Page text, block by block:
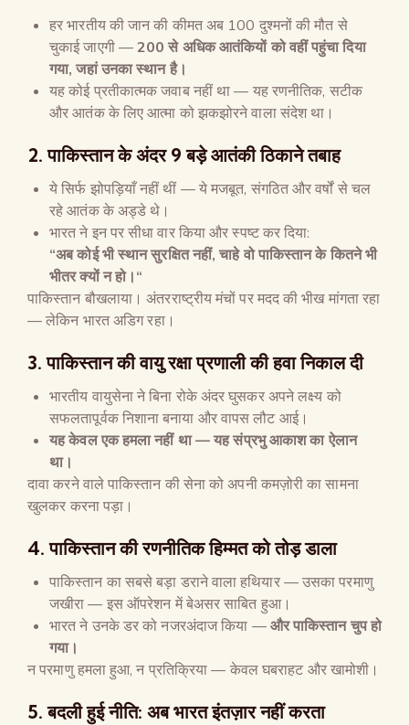
हर भारतीय की जान की कीमत अब 100 दुश्मनों की मौत से
चुकाई जाएगी —200से अधिक आतंकियों को वहीं पहुंचा दिया
गया,जहां उनका स्थान है।
यह कोई प्रतीकात्मक जवाब नहीं था — यह रणनीतिक, सटीक
और आतंक के लिए आत्मा को झकझोरने वाला संदेश था।
2.पाकिस्तान के अंदर 9बड़े आतंकी ठिकाने तबाह
ये सिर्फ झोपड़ियाँ नहीं थीं — ये मजबूत, संगठित और वर्षों से चल
रहे आतंक के अड्डे थे।
भारत ने इन पर सीधा वार किया और स्पष्ट कर दिया:
“अब कोई भी स्थान सुरक्षित नहीं,चाहे वो पाकिस्तान के कितने भी
भीतर क्यों न हो।“
पाकिस्तान बौखलाया। अंतरराष्ट्रीय मंचों पर मदद की भीख मांगता रहा
— लेकिन भारत अडिग रहा।
3.पाकिस्तान की वायु रक्षा प्रणाली की हवा निकाल दी
भारतीय वायुसेना ने बिना रोके अंदर घुसकर अपने लक्ष्य को
सफलतापूर्वक निशाना बनाया और वापस लौट आई।
यह केवल एक हमला नहीं था—यह संप्रभु आकाश का ऐलान
था।
दावा करने वाले पाकिस्तान की सेना को अपनी कमज़ोरी का सामना
खुलकर करना पड़ा।
4.पाकिस्तान की रणनीतिक हिम्मत को तोड़ डाला
पाकिस्तान का सबसे बड़ा डराने वाला हथियार — उसका परमाणु
जखीरा — इस ऑपरेशन में बेअसर साबित हुआ।
भारत ने उनके डर को नजरअंदाज किया —और पाकिस्तान चुप हो
गया।
न परमाणु हमला हुआ, न प्रतिक्रिया — केवल घबराहट और खामोशी।
5.बदली हुई नीति: अब भारत इंतज़ार नहीं करता